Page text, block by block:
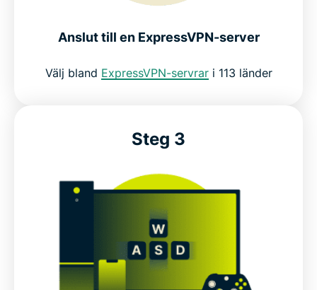
Anslut till en ExpressVPN-server
Välj bland ExpressVPN-servrari 113 länder
Steg 3